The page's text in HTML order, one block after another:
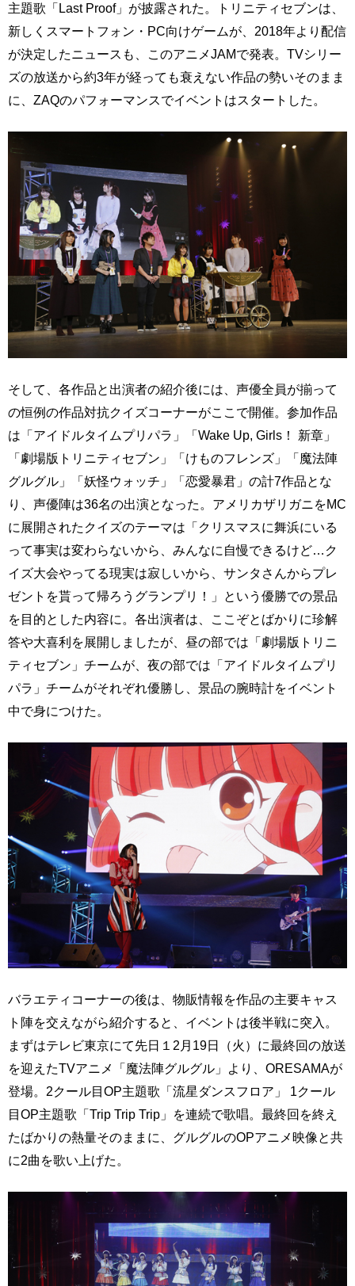
主題歌「Last Proof」が披露された。トリニティセブンは、
新しくスマートフォン・PC向けゲームが、2018年より配信
が決定したニュースも、このアニメJAMで発表。TVシリー
ズの放送から約3年が経っても衰えない作品の勢いそのまま
に、ZAQのパフォーマンスでイベントはスタートした。
そして、各作品と出演者の紹介後には、声優全員が揃って
の恒例の作品対抗クイズコーナーがここで開催。参加作品
は「アイドルタイムプリパラ」「Wake Up, Girls！ 新章」
「劇場版トリニティセブン」「けものフレンズ」「魔法陣
グルグル」「妖怪ウォッチ」「恋愛暴君」の計7作品とな
り、声優陣は36名の出演となった。アメリカザリガニをMC
に展開されたクイズのテーマは「クリスマスに舞浜にいる
って事実は変わらないから、みんなに自慢できるけど…ク
イズ大会やってる現実は寂しいから、サンタさんからプレ
ゼントを貰って帰ろうグランプリ！」という優勝での景品
を目的とした内容に。各出演者は、ここぞとばかりに珍解
答や大喜利を展開しましたが、昼の部では「劇場版トリニ
ティセブン」チームが、夜の部では「アイドルタイムプリ
パラ」チームがそれぞれ優勝し、景品の腕時計をイベント
中で身につけた。
バラエティコーナーの後は、物販情報を作品の主要キャス
ト陣を交えながら紹介すると、イベントは後半戦に突入。
まずはテレビ東京にて先日１2月19日（火）に最終回の放送
を迎えたTVアニメ「魔法陣グルグル」より、ORESAMAが
登場。2クール目OP主題歌「流星ダンスフロア」 1クール
目OP主題歌「Trip Trip Trip」を連続で歌唱。最終回を終え
たばかりの熱量そのままに、グルグルのOPアニメ映像と共
に2曲を歌い上げた。